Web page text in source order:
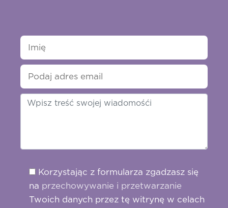
Korzystając z formularza zgadzasz się
na przechowywanie i przetwarzanie
Twoich danych przez tę witrynę w celach